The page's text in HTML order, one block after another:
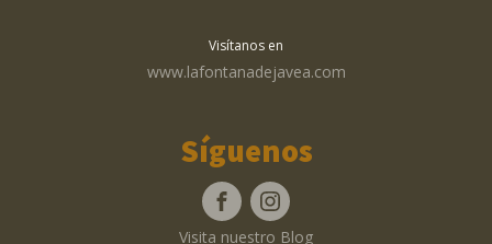
Visítanos en
www.lafontanadejavea.com
Síguenos
Visita nuestro Blog